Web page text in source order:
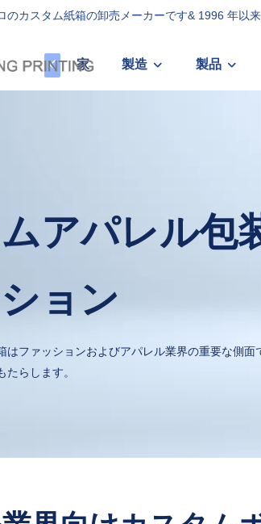
のカスタム紙箱の卸売メーカーです& 1996 年以
家 製造 製品
アパレル包
ョン
はファッションおよびアパレル業界の重要な側面
らします。